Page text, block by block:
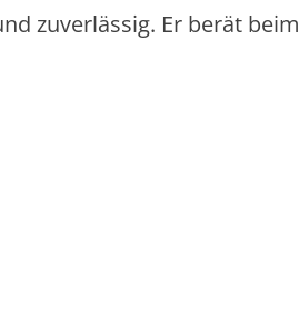
zuverlässig. Er berät beim